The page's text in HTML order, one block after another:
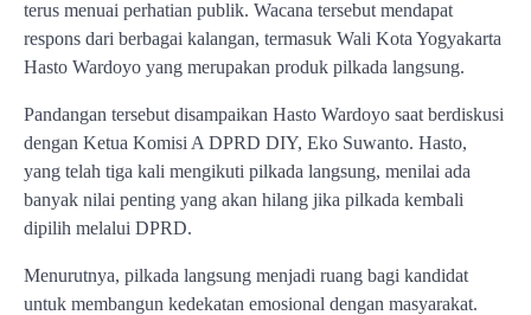
terus menuai perhatian publik. Wacana tersebut mendapat
respons dari berbagai kalangan, termasuk Wali Kota Yogyakarta
Hasto Wardoyo yang merupakan produk pilkada langsung.
Pandangan tersebut disampaikan Hasto Wardoyo saat berdiskusi
dengan Ketua Komisi A DPRD DIY, Eko Suwanto. Hasto,
yang telah tiga kali mengikuti pilkada langsung, menilai ada
banyak nilai penting yang akan hilang jika pilkada kembali
dipilih melalui DPRD.
Menurutnya, pilkada langsung menjadi ruang bagi kandidat
untuk membangun kedekatan emosional dengan masyarakat.